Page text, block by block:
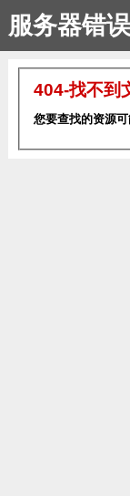
服务器错误
404-找不到
您要查找的资源